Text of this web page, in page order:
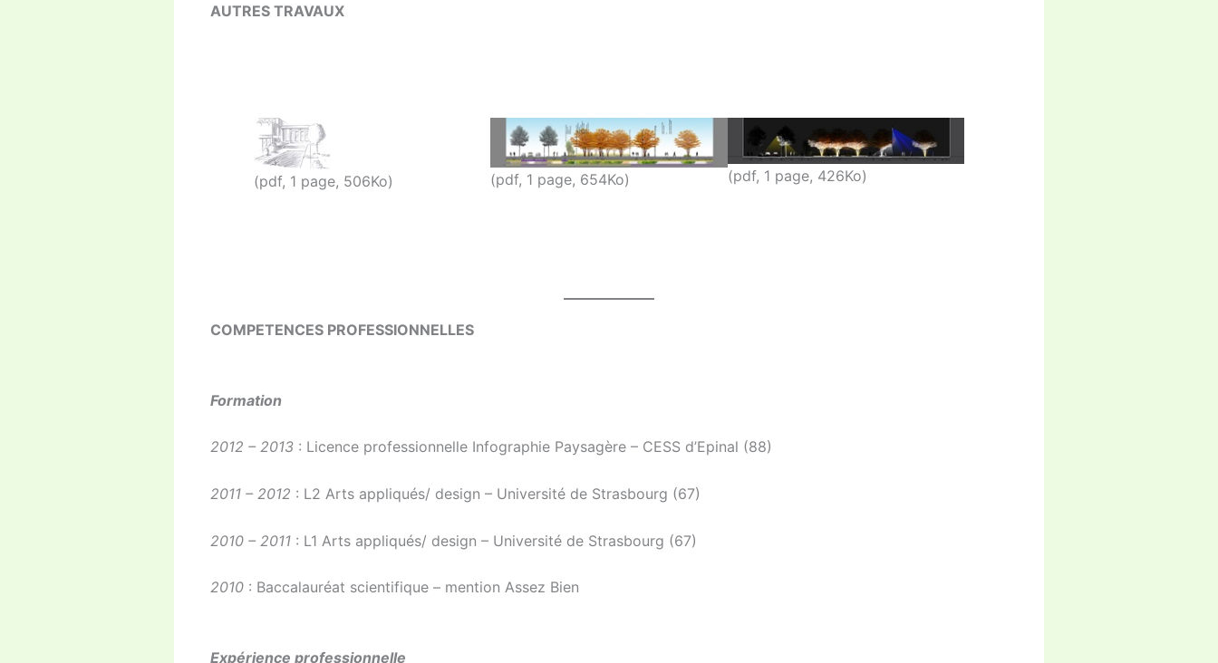
AUTRES TRAVAUX
(pdf, 1 page, 506Ko) (pdf, 1 page, 654Ko) (pdf, 1 page, 426Ko)
COMPETENCES PROFESSIONNELLES
Formation
2012 – 2013 : Licence professionnelle Infographie Paysagère – CESS d’Epinal (88)
2011 – 2012 : L2 Arts appliqués/ design – Université de Strasbourg (67)
2010 – 2011 : L1 Arts appliqués/ design – Université de Strasbourg (67)
2010 : Baccalauréat scientifique – mention Assez Bien
Expérience professionnelle